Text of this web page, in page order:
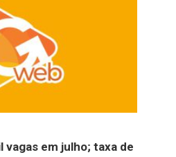
vagas em julho; taxa de